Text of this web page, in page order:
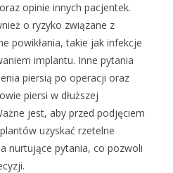
opinie innych pacjentek.
o ryzyko związane z
powikłania, takie jak infekcje
implantu. Inne pytania
piersią po operacji oraz
piersi w dłuższej
jest, aby przed podjęciem
uzyskać rzetelne
nurtujące pytania, co pozwoli